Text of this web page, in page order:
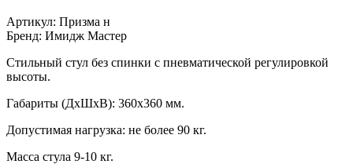
Артикул: Призма н
Бренд: Имидж Мастер
Стильный стул без спинки с пневматической регулировкой
высоты.
Габариты (ДxШxВ): 360x360 мм.
Допустимая нагрузка: не более 90 кг.
Масса стула 9-10 кг.